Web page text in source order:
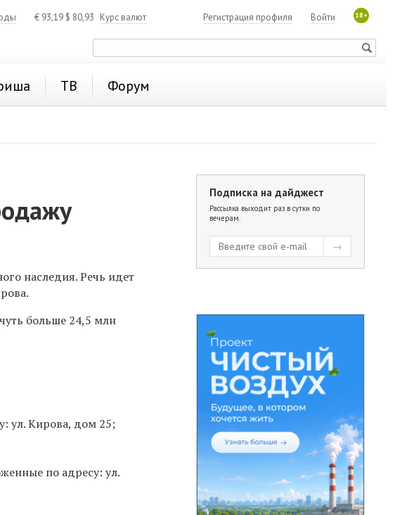
€ 93,19 $ 80,93 Курс валют 18+
Войти
Регистрация профиля
ТВ Форум
наследия. Речь идет
больше 24,5 млн
ул. Кирова, дом 25;
по адресу: ул.
Подписка на дайджест
Рассылка выходит раз в сутки по
вечерам.